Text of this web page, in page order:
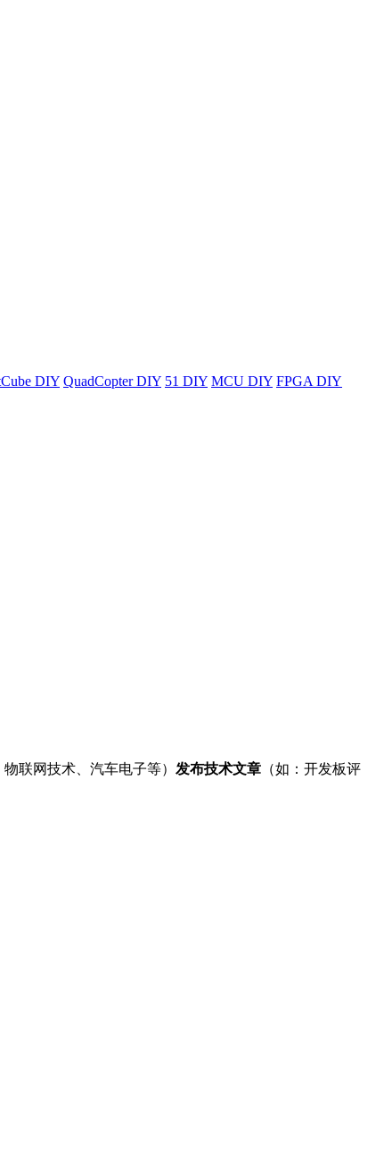
DIY QuadCopter DIY 51 DIY MCU DIY FPGA DIY
联网技术、汽车电子等） 发布技术文章 （如：开发板评